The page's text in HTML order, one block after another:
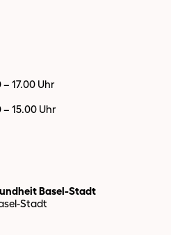
17.00 Uhr
– 15.00 Uhr
Basel-Stadt
Stadt